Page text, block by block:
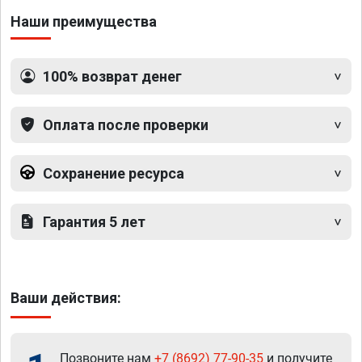
Наши преимущества
100% возврат денег
Оплата после проверки
Сохранение ресурса
Гарантия 5 лет
Ваши действия:
Позвоните нам +7 (8692) 77-90-35 и получите